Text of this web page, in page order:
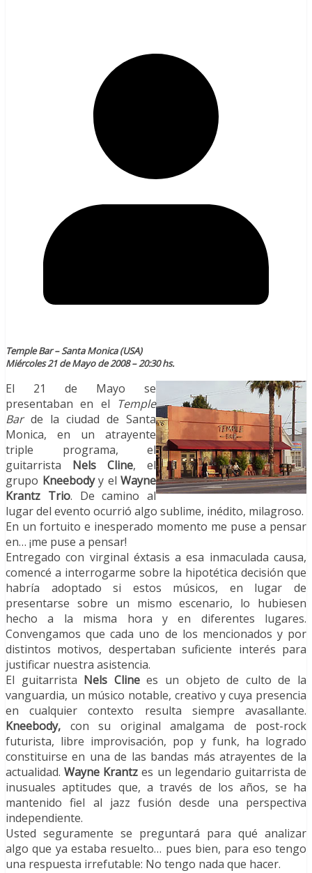
Temple Bar – Santa Monica (USA)
Miércoles 21 de Mayo de 2008 – 20:30 hs.
El 21 de Mayo se
presentaban en el Temple
Barde la ciudad de Santa
Monica, en un atrayente
triple programa, el
guitarrista Nels Cline, el
grupo Kneebodyy el Wayne
Krantz Trio. De camino al
lugar del evento ocurrió algo sublime, inédito, milagroso.
En un fortuito e inesperado momento me puse a pensar
en… ¡me puse a pensar!
Entregado con virginal éxtasis a esa inmaculada causa,
comencé a interrogarme sobre la hipotética decisión que
habría adoptado si estos músicos, en lugar de
presentarse sobre un mismo escenario, lo hubiesen
hecho a la misma hora y en diferentes lugares.
Convengamos que cada uno de los mencionados y por
distintos motivos, despertaban suficiente interés para
justificar nuestra asistencia.
El guitarrista Nels Clinees un objeto de culto de la
vanguardia, un músico notable, creativo y cuya presencia
en cualquier contexto resulta siempre avasallante.
Kneebody, con su original amalgama de post-rock
futurista, libre improvisación, pop y funk, ha logrado
constituirse en una de las bandas más atrayentes de la
actualidad.Wayne Krantz es un legendario guitarrista de
inusuales aptitudes que, a través de los años, se ha
mantenido fiel al jazz fusión desde una perspectiva
independiente.
Usted seguramente se preguntará para qué analizar
algo que ya estaba resuelto… pues bien, para eso tengo
una respuesta irrefutable: No tengo nada que hacer.